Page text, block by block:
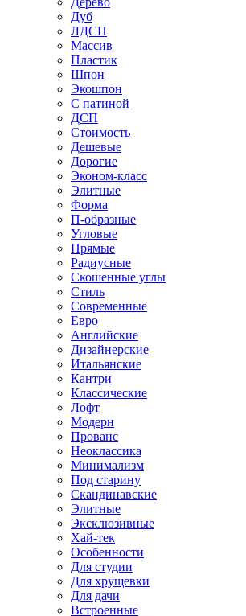
Дуб
ЛДСП
Массив
Пластик
Шпон
Экошпон
С патиной
ДСП
Стоимость
Дешевые
Дорогие
Эконом-класс
Элитные
Форма
П-образные
Угловые
Прямые
Радиусные
Скошенные углы
Стиль
Современные
Евро
Английские
Дизайнерские
Итальянские
Кантри
Классические
Лофт
Модерн
Прованс
Неоклассика
Минимализм
Под старину
Скандинавские
Элитные
Эксклюзивные
Хай-тек
Особенности
Для студии
Для хрущевки
Для дачи
Встроенные